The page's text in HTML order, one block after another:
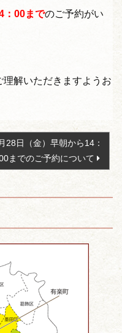
：00までのご予約がい
解いただきますようお
28日（金）早朝から14：
までのご予約について